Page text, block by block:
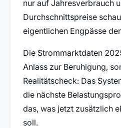
nur auf Jahresverbrauch
Durchschnittspreise
eigentlichen Engpässe
Die Strommarktdaten
Anlass zur Beruhigung,
Realitätscheck: Das
die nächste
das, was jetzt zusätzlich
soll.